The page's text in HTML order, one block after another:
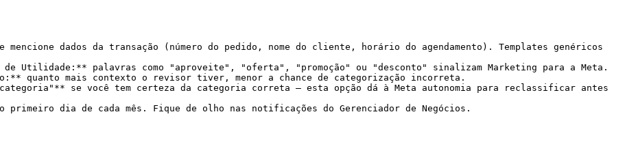
dados da transação (número do pedido, nome do cliente, horário do agendamento). Templates genéricos
de Utilidade:** palavras como "aproveite", "oferta", "promoção" ou "desconto" sinalizam Marketing para a Meta.
quanto mais contexto o revisor tiver, menor a chance de categorização incorreta.
se você tem certeza da categoria correta — esta opção dá à Meta autonomia para reclassificar antes
dia de cada mês. Fique de olho nas notificações do Gerenciador de Negócios.